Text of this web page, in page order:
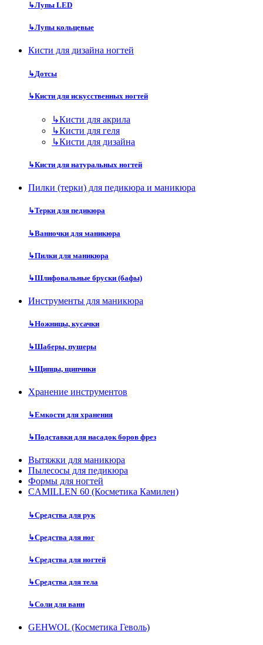
↳Лупы LED
↳Лупы кольцевые
Кисти для дизайна ногтей
↳Дотсы
↳Кисти для искусственных ногтей
↳Кисти для акрила
↳Кисти для геля
↳Кисти для дизайна
↳Кисти для натуральных ногтей
Пилки (терки) для педикюра и маникюра
↳Терки для педикюра
↳Ванночки для маникюра
↳Пилки для маникюра
↳Шлифовальные бруски (бафы)
Инструменты для маникюра
↳Ножницы, кусачки
↳Шаберы, пушеры
↳Щипцы, щипчики
Хранение инструментов
↳Емкости для хранения
↳Подставки для насадок боров фрез
Вытяжки для маникюра
Пылесосы для педикюра
Формы для ногтей
CAMILLEN 60 (Косметика Камилен)
↳Средства для рук
↳Средства для ног
↳Средства для ногтей
↳Средства для тела
↳Соли для ванн
GEHWOL (Косметика Геволь)